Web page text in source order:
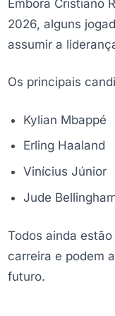
Embora Cristiano
2026, alguns
assumir a
Os principais
Kylian Mbappé
Erling Haaland
Vinícius Júnior
Jude
Todos ainda
carreira e podem
futuro.